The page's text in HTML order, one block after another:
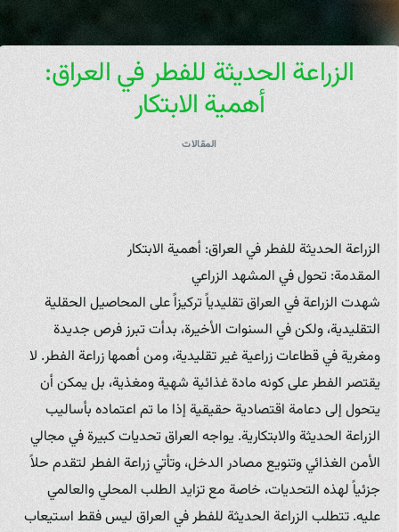
الزراعة الحديثة للفطر في العراق:
أهمية الابتكار
المقالات
الزراعة الحديثة للفطر في العراق: أهمية الابتكار
المقدمة: تحول في المشهد الزراعي
شهدت الزراعة في العراق تقليدياً تركيزاً على المحاصيل الحقلية
التقليدية، ولكن في السنوات الأخيرة، بدأت تبرز فرص جديدة
ومغرية في قطاعات زراعية غير تقليدية، ومن أهمها زراعة الفطر. لا
يقتصر الفطر على كونه مادة غذائية شهية ومغذية، بل يمكن أن
يتحول إلى دعامة اقتصادية حقيقية إذا ما تم اعتماده بأساليب
الزراعة الحديثة والابتكارية. يواجه العراق تحديات كبيرة في مجالي
الأمن الغذائي وتنويع مصادر الدخل، وتأتي زراعة الفطر لتقدم حلاً
جزئياً لهذه التحديات، خاصة مع تزايد الطلب المحلي والعالمي
عليه. تتطلب الزراعة الحديثة للفطر في العراق ليس فقط استيعاب